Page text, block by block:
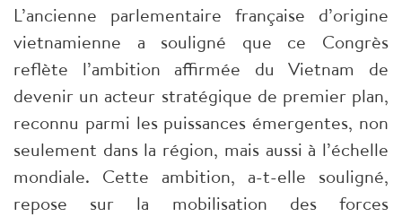
L’ancienne parlementaire française d’origine
vietnamienne a souligné que ce Congrès
reflète l’ambition affirmée du Vietnam de
devenir un acteur stratégique de premier plan,
reconnu parmi les puissances émergentes, non
seulement dans la région, mais aussi à l’échelle
mondiale. Cette ambition, a-t-elle souligné,
repose sur la mobilisation des forces